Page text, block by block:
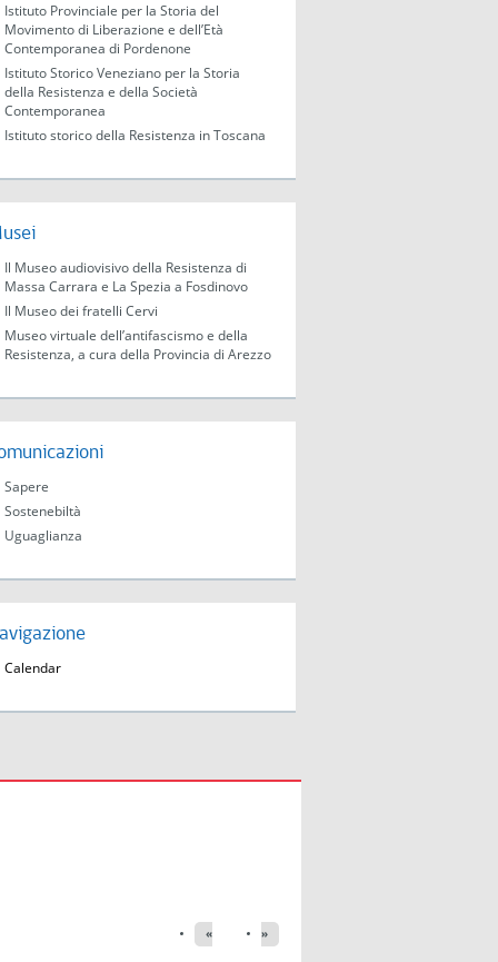
Istituto Provinciale per la Storia del
Movimento di Liberazione e dell’Età
Contemporanea di Pordenone
Istituto Storico Veneziano per la Storia
della Resistenza e della Società
Contemporanea
Istituto storico della Resistenza in Toscana
Il Museo audiovisivo della Resistenza di
Massa Carrara e La Spezia a Fosdinovo
Il Museo dei fratelli Cervi
Museo virtuale dell’antifascismo e della
Resistenza, a cura della Provincia di Arezzo
Sapere
Sostenebiltà
Uguaglianza
Calendar
« »